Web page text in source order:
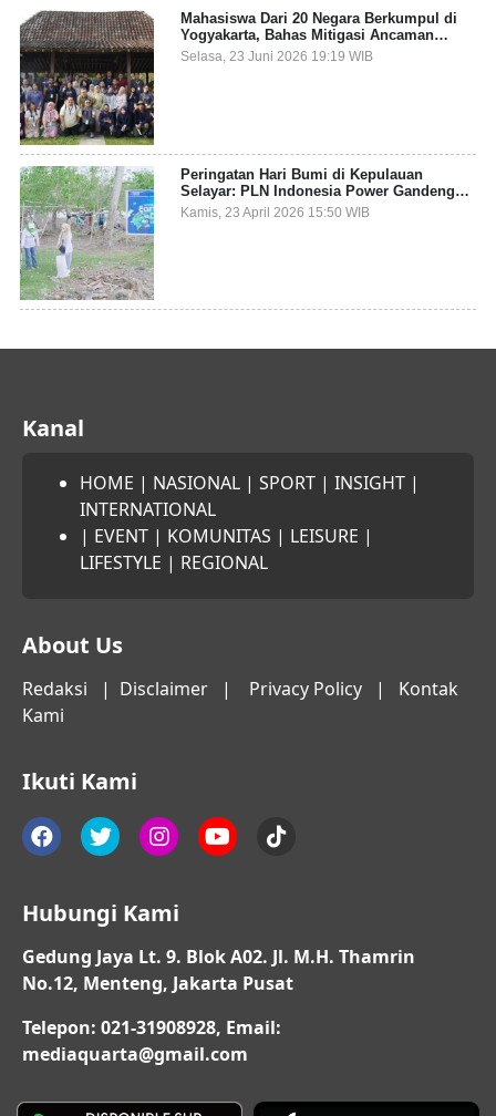
Mahasiswa Dari 20 Negara Berkumpul di
Yogyakarta, Bahas Mitigasi Ancaman
Kesehatan Global
Selasa, 23 Juni 2026 19:19 WIB
Peringatan Hari Bumi di Kepulauan
Selayar: PLN Indonesia Power Gandeng
Pemda dan Komunitas, Giatkan Restorasi
Mangrove
Kamis, 23 April 2026 15:50 WIB
Kanal
HOME | NASIONAL | SPORT | INSIGHT |
INTERNATIONAL
| EVENT | KOMUNITAS | LEISURE |
LIFESTYLE | REGIONAL
About Us
Redaksi | Disclaimer | Privacy Policy | Kontak
Kami
Ikuti Kami
Hubungi Kami
Gedung Jaya Lt. 9. Blok A02. Jl. M.H. Thamrin
No.12, Menteng, Jakarta Pusat
Telepon: 021-31908928, Email:
mediaquarta@gmail.com